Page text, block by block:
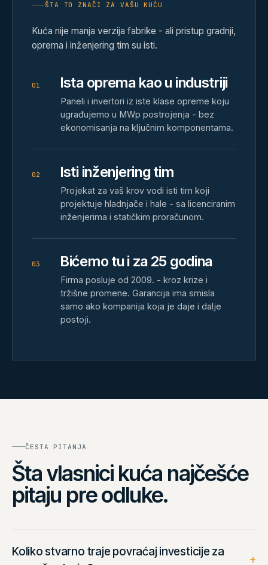
ŠTA TO ZNAČI ZA VAŠU KUĆU
Kuća nije manja verzija fabrike - ali pristup gradnji,
oprema i inženjering tim su isti.
01 Ista oprema kao u industriji
Paneli i invertori iz iste klase opreme koju
ugrađujemo u MWp postrojenja - bez
ekonomisanja na ključnim komponentama.
02 Isti inženjering tim
Projekat za vaš krov vodi isti tim koji
projektuje hladnjače i hale - sa licenciranim
inženjerima i statičkim proračunom.
03 Bićemo tu i za 25 godina
Firma posluje od 2009. - kroz krize i
tržišne promene. Garancija ima smisla
samo ako kompanija koja je daje i dalje
postoji.
ČESTA PITANJA
Šta vlasnici kuća najčešće
pitaju pre odluke.
Koliko stvarno traje povraćaj investicije za
+